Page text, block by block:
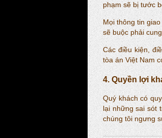
phạm sẽ bị tước
Mọi thông tin
sẽ buộc phải
Các điều kiện,
tòa án Việt Nam
4. Quyền lợi
Quý khách có
lại những sai sót
chúng tôi ngưng